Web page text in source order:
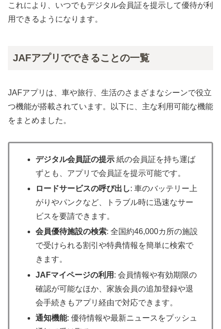
これにより、いつでもデジタル会員証を提示して優待が利
用できるようになります。
JAFアプリでできることの一覧
JAFアプリは、車や旅行、生活のさまざまなシーンで役立
つ機能が搭載されています。以下に、主な利用可能な機能
をまとめました。
デジタル会員証の提示 紙の会員証を持ち運ば
ずとも、アプリで会員証を提示可能です。
ロードサービスの呼び出し: 車のバッテリー上
がりやパンクなど、トラブル時に迅速なサー
ビスを要請できます。
会員優待施設の検索: 全国約46,000カ所の施設
で受けられる割引や特典情報を簡単に検索で
きます。
JAFマイページの利用 : 会員情報や有効期限の
確認が可能なほか、家族会員の追加登録や退
会手続きもアプリ経由で対応できます。
通知機能: 優待情報や最新ニュースをプッシュ